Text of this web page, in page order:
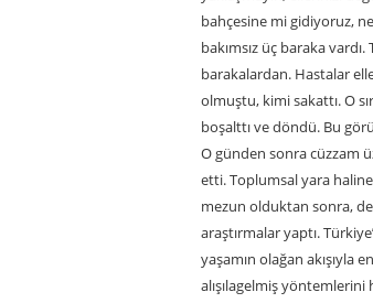
bahçesine mi gidiyoruz,
bakımsız üç baraka
barakalardan. Hastalar
olmuştu, kimi sakattı. O
boşalttı ve döndü. Bu
O günden sonra cüzzam
etti. Toplumsal yara
mezun olduktan sonra,
araştırmalar yaptı.
yaşamın olağan akışıyla
alışılagelmiş yöntemlerini